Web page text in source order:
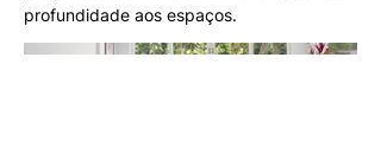
profundidade aos espaços.